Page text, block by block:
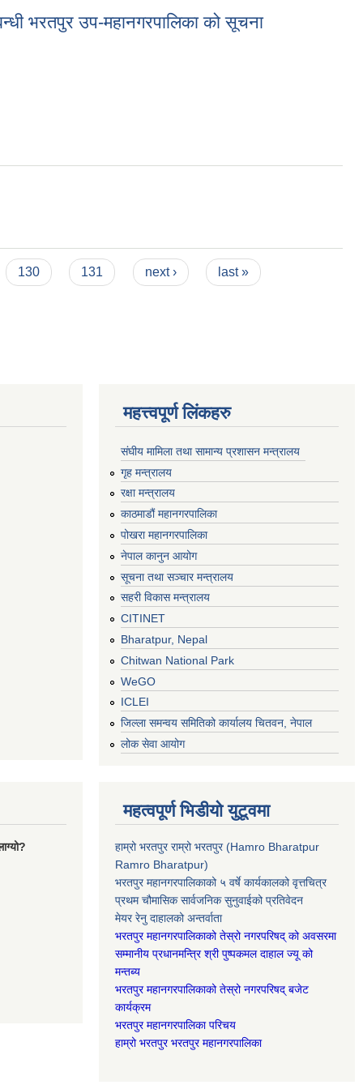
भरतपुर उप-महानगरपालिका को सूचना
130 131 next › last »
महत्त्वपूर्ण लिंकहरु
संघीय मामिला तथा सामान्य प्रशासन मन्त्रालय
गृह मन्त्रालय
रक्षा मन्त्रालय
काठमाडौं महानगरपालिका
पोखरा महानगरपालिका
नेपाल कानुन आयोग
सूचना तथा सञ्चार मन्त्रालय
सहरी विकास मन्त्रालय
CITINET
Bharatpur, Nepal
Chitwan National Park
WeGO
ICLEI
जिल्ला समन्वय समितिको कार्यालय चितवन, नेपाल
लोक सेवा आयोग
महत्वपूर्ण भिडीयो युटूवमा
हाम्रो भरतपुर राम्रो भरतपुर (Hamro Bharatpur
Ramro Bharatpur)
भरतपुर महानगरपालिकाको ५ वर्षे कार्यकालको वृत्तचित्र
प्रथम चौमासिक सार्वजनिक सुनुवाईको प्रतिवेदन
मेयर रेनु दाहालको अन्तर्वाता
भरतपुर महानगरपालिकाको तेस्रो नगरपरिषद् को अवसरमा
सम्मानीय प्रधानमन्त्रि श्री पुष्पकमल दाहाल ज्यू को
मन्तब्य
भरतपुर महानगरपालिकाको तेस्रो नगरपरिषद् बजेट
कार्यक्रम
भरतपुर महानगरपालिका परिचय
हाम्रो भरतपुर भरतपुर महानगरपालिका